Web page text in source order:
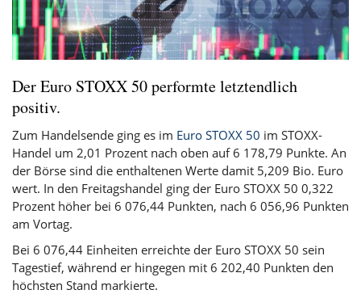
Der Euro STOXX 50 performte letztendlich
positiv.
Zum Handelsende ging es im Euro STOXX 50 im STOXX-
Handel um 2,01 Prozent nach oben auf 6 178,79 Punkte. An
der Börse sind die enthaltenen Werte damit 5,209 Bio. Euro
wert. In den Freitagshandel ging der Euro STOXX 50 0,322
Prozent höher bei 6 076,44 Punkten, nach 6 056,96 Punkten
am Vortag.
Bei 6 076,44 Einheiten erreichte der Euro STOXX 50 sein
Tagestief, während er hingegen mit 6 202,40 Punkten den
höchsten Stand markierte.